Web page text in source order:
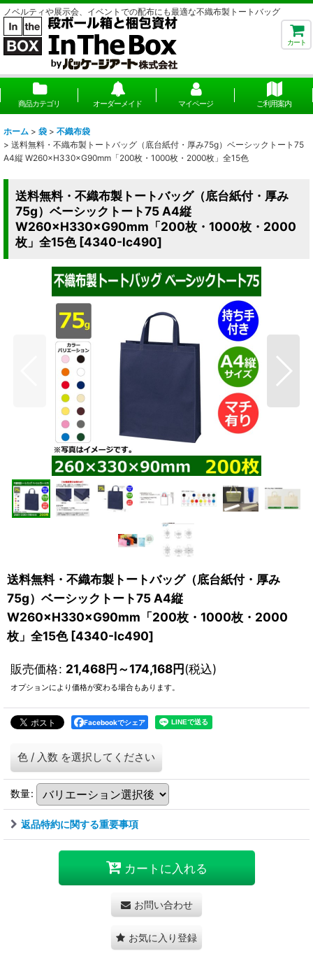
ノベルティや展示会、イベントでの配布にも最適な不織布製トートバッグ
カート
商品カテゴリ オーダーメイド マイページ ご利用案内
ホーム > 袋 > 不織布袋
> 送料無料・不織布製トートバッグ（底台紙付・厚み75g）ベーシックトート75
A4縦 W260×H330×G90mm「200枚・1000枚・2000枚」全15色
送料無料・不織布製トートバッグ（底台紙付・厚み
75g）ベーシックトート75 A4縦
W260×H330×G90mm「200枚・1000枚・2000
枚」全15色 [4340-lc490]
送料無料・不織布製トートバッグ（底台紙付・厚み
75g）ベーシックトート75 A4縦
W260×H330×G90mm「200枚・1000枚・2000
枚」全15色 [4340-lc490]
販売価格: 21,468円～174,168円(税込)
オプションにより価格が変わる場合もあります。
Facebookでシェア
色 / 入数 を選択してください
数量:
返品特約に関する重要事項
カートに入れる
お問い合わせ
お気に入り登録